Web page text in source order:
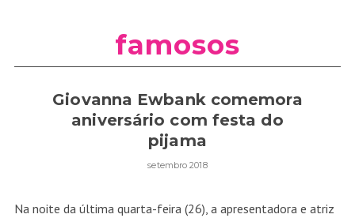
famosos
Giovanna Ewbank comemora
aniversário com festa do
pijama
setembro 2018
Na noite da última quarta-feira (26), a apresentadora e atriz